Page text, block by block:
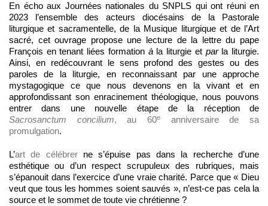
En écho aux Journées nationales du SNPLS qui ont réuni en
2023 l’ensemble des acteurs diocésains de la Pastorale
liturgique et sacramentelle, de la Musique liturgique et de l’Art
sacré, cet ouvrage propose une lecture de la lettre du pape
François en tenant liées formation àla liturgie et parla liturgie.
Ainsi, en redécouvrant le sens profond des gestes ou des
paroles de la liturgie, en reconnaissant par une approche
mystagogique ce que nous devenons en la vivant et en
approfondissant son enracinement théologique, nous pouvons
entrer dans une nouvelle étape de la réception de
Sacrosanctum concilium, au 60e
anniversaire de sa
promulgation.
L’art de célébrerne s’épuise pas dans la recherche d’une
esthétique ou d’un respect scrupuleux des rubriques, mais
s’épanouit dans l’exercice d’une vraie charité. Parce que « Dieu
veut que tous les hommes soient sauvés », n’est-ce pas cela la
source et le sommet de toute vie chrétienne ?